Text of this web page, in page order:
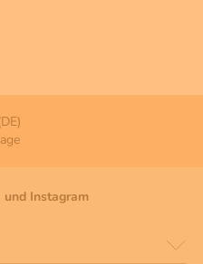
und Instagram